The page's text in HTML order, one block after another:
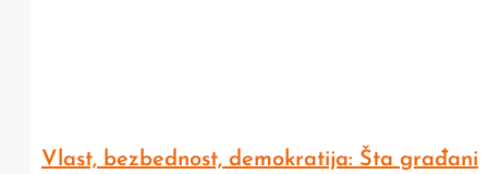
Vlast, bezbednost, demokratija: Šta građani